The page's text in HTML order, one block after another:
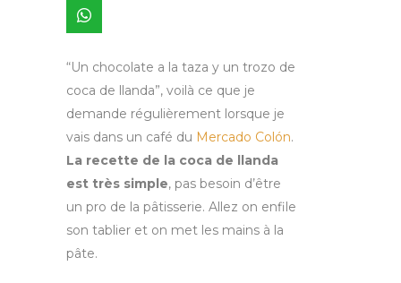
“Un chocolate a la taza y un trozo de
coca de llanda”, voilà ce que je
demande régulièrement lorsque je
vais dans un café du Mercado Colón.
La recette de la coca de llanda
est très simple, pas besoin d’être
un pro de la pâtisserie. Allez on enfile
son tablier et on met les mains à la
pâte.